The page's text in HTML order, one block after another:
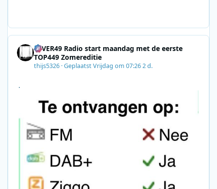
8F09201A140D&utm_source=SmartBrief
4EVER49 Radio start maandag met de eerste
TOP449 Zomereditie
thijs5326 ·GeplaatstVrijdag om 07:262 d.
.